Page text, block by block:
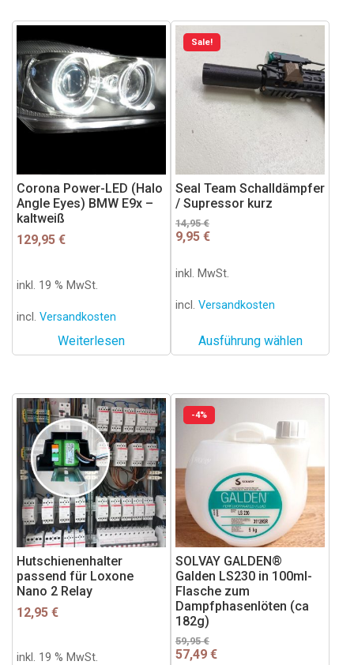
Corona Power-LED (Halo
Angle Eyes) BMW E9x –
kaltweiß
129,95 €
inkl. 19 % MwSt.
incl. Versandkosten
Weiterlesen
Sale!
Seal Team Schalldämpfer
/ Supressor kurz
14,95€
Ursprünglicher
Preis
14,95 €
9,95 €
Aktueller
Preis
9,95 €.
inkl. MwSt.
incl. Versandkosten
Ausführung wählen
Dieses
Produkt
weist
mehrere
Varianten
auf.
Optionen
können
auf
der
Produktseite
werden
Hutschienenhalter
passend für Loxone
Nano 2 Relay
12,95 €
inkl. 19 % MwSt.
-4%
SOLVAY GALDEN®
Galden LS230 in 100ml-
Flasche zum
Dampfphasenlöten (ca
182g)
59,95€
Ursprünglicher
Preis
57,49 €
Aktueller
Preis